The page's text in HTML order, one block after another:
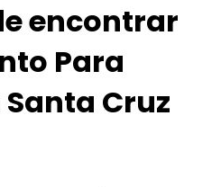
encontrar
Para
Cruz